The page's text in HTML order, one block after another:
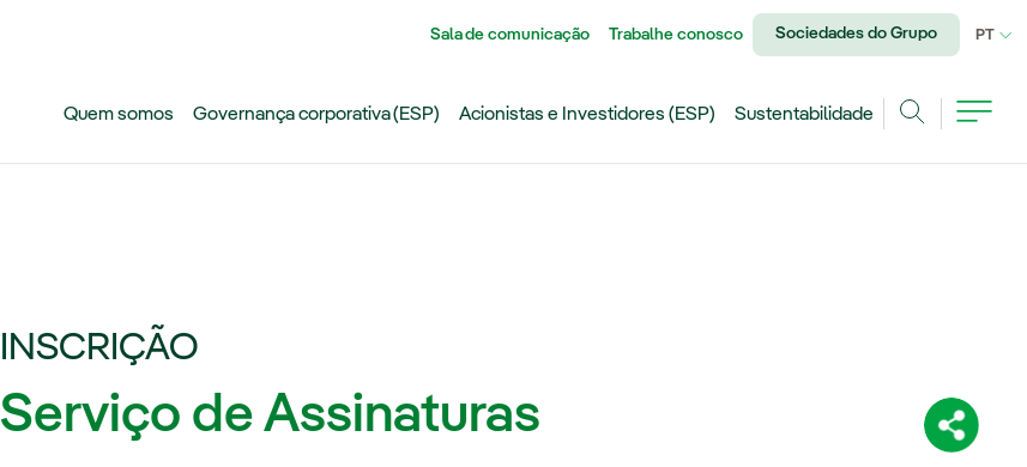
Sala de comunicação Trabalhe conosco Sociedades do Grupo PT
Quem somos Governança corporativa (ESP) Acionistas e Investidores (ESP)
Sustentabilidade
INSCRIÇÃO
Serviço de Assinaturas